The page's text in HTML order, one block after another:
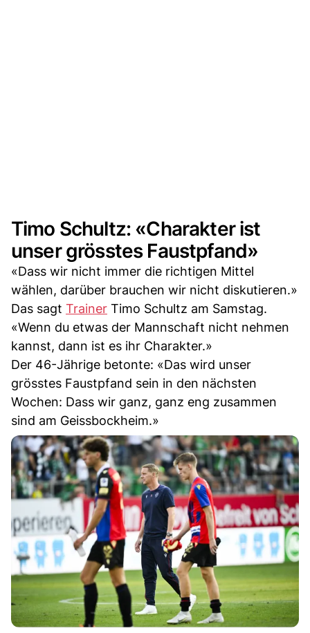
Timo Schultz: «Charakter ist
unser grösstes Faustpfand»
«Dass wir nicht immer die richtigen Mittel
wählen, darüber brauchen wir nicht diskutieren.»
Das sagt Trainer Timo Schultz am Samstag.
«Wenn du etwas der Mannschaft nicht nehmen
kannst, dann ist es ihr Charakter.»
Der 46-Jährige betonte: «Das wird unser
grösstes Faustpfand sein in den nächsten
Wochen: Dass wir ganz, ganz eng zusammen
sind am Geissbockheim.»